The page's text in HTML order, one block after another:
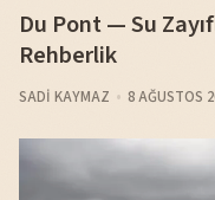
Du Pont — Su
Rehberlik
SADI KAYMAZ 8 AĞUSTOS